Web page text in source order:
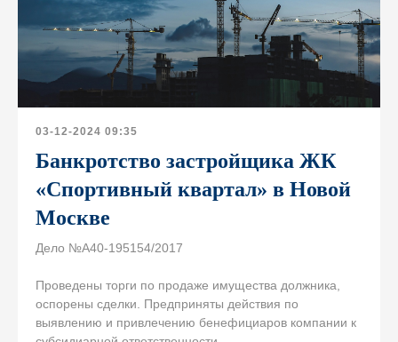
03-12-2024 09:35
Банкротство застройщика ЖК
«Спортивный квартал» в Новой
Москве
Дело №А40-195154/2017
Проведены торги по продаже имущества должника,
оспорены сделки. Предприняты действия по
выявлению и привлечению бенефициаров компании к